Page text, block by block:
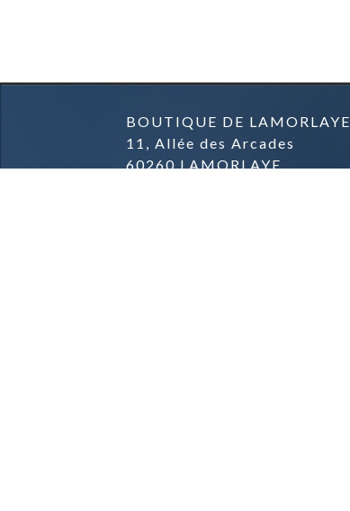
BOUTIQUE DE LAMORLAYE
11, Allée des Arcades
60260 LAMORLAYE